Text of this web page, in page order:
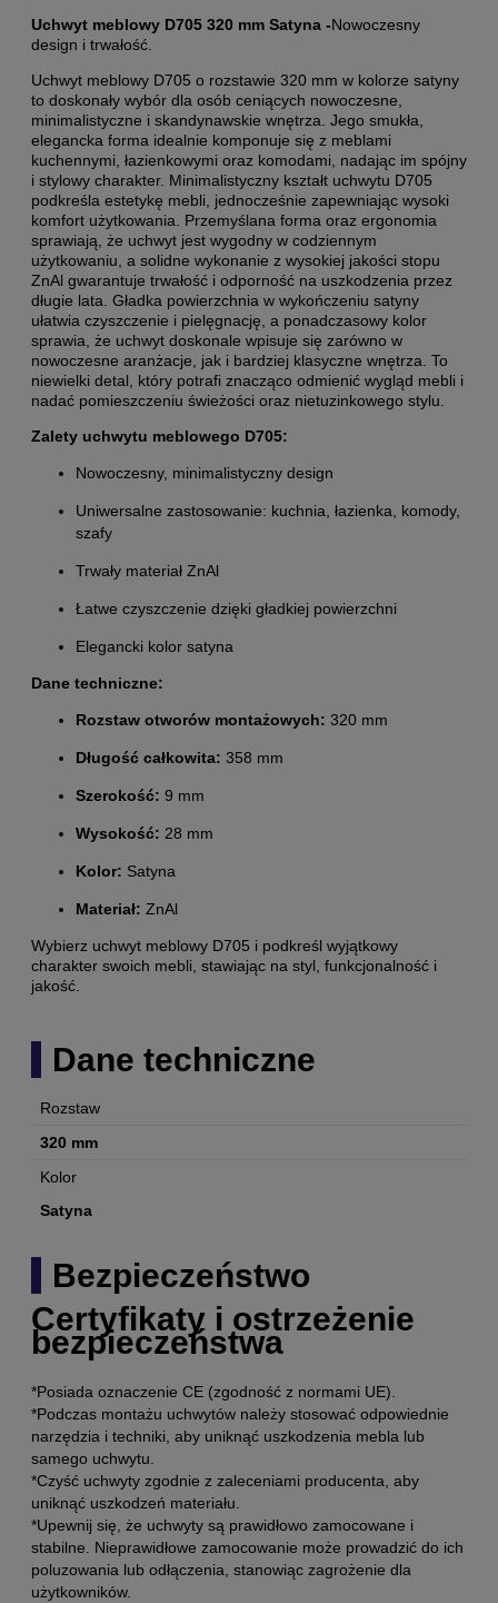
Uchwyt meblowy D705 320 mm Satyna -Nowoczesny
design i trwałość.
Uchwyt meblowy D705 o rozstawie 320 mm w kolorze satyny
to doskonały wybór dla osób ceniących nowoczesne,
minimalistyczne i skandynawskie wnętrza. Jego smukła,
elegancka forma idealnie komponuje się z meblami
kuchennymi, łazienkowymi oraz komodami, nadając im spójny
i stylowy charakter. Minimalistyczny kształt uchwytu D705
podkreśla estetykę mebli, jednocześnie zapewniając wysoki
komfort użytkowania. Przemyślana forma oraz ergonomia
sprawiają, że uchwyt jest wygodny w codziennym
użytkowaniu, a solidne wykonanie z wysokiej jakości stopu
ZnAl gwarantuje trwałość i odporność na uszkodzenia przez
długie lata. Gładka powierzchnia w wykończeniu satyny
ułatwia czyszczenie i pielęgnację, a ponadczasowy kolor
sprawia, że uchwyt doskonale wpisuje się zarówno w
nowoczesne aranżacje, jak i bardziej klasyczne wnętrza. To
niewielki detal, który potrafi znacząco odmienić wygląd mebli i
nadać pomieszczeniu świeżości oraz nietuzinkowego stylu.
Zalety uchwytu meblowego D705:
Nowoczesny, minimalistyczny design
Uniwersalne zastosowanie: kuchnia, łazienka, komody,
szafy
Trwały materiał ZnAl
Łatwe czyszczenie dzięki gładkiej powierzchni
Elegancki kolor satyna
Dane techniczne:
Rozstaw otworów montażowych: 320 mm
Długość całkowita: 358 mm
Szerokość: 9 mm
Wysokość: 28 mm
Kolor: Satyna
Materiał: ZnAl
Wybierz uchwyt meblowy D705 i podkreśl wyjątkowy
charakter swoich mebli, stawiając na styl, funkcjonalność i
jakość.
Dane techniczne
Rozstaw
320 mm
Kolor
Satyna
Bezpieczeństwo
Certyfikaty i ostrzeżenie
bezpieczeństwa
*Posiada oznaczenie CE (zgodność z normami UE).
*Podczas montażu uchwytów należy stosować odpowiednie
narzędzia i techniki, aby uniknąć uszkodzenia mebla lub
samego uchwytu.
*Czyść uchwyty zgodnie z zaleceniami producenta, aby
uniknąć uszkodzeń materiału.
*Upewnij się, że uchwyty są prawidłowo zamocowane i
stabilne. Nieprawidłowe zamocowanie może prowadzić do ich
poluzowania lub odłączenia, stanowiąc zagrożenie dla
użytkowników.